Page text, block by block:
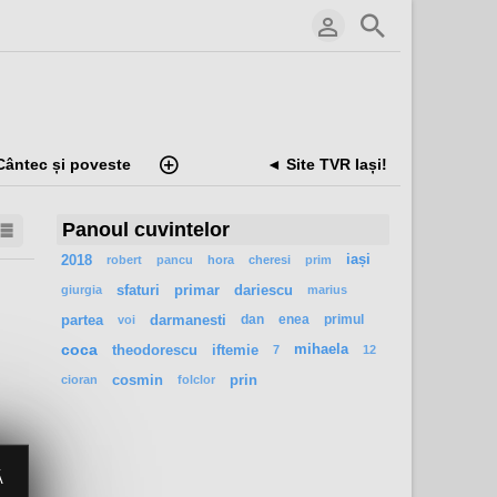
și poveste ◄ Site TVR Iași!
Panoul cuvintelor
2018 robert pancu hora cheresi prim iași
giurgia sfaturi primar dariescu marius
partea voi darmanesti dan enea primul
coca theodorescu iftemie 7 mihaela 12
cioran cosmin folclor prin